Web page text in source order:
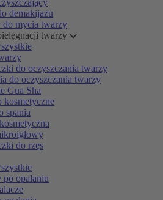
demakijażu
do mycia twarzy
twarzy
do oczyszczania twarzy
do oczyszczania twarzy
Gua Sha
kosmetyczne
spania
do rzęs
po opalaniu